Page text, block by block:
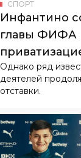
СПОРТ
Инфантино
главы ФИФА
Однако ряд
деятелей
отставки.